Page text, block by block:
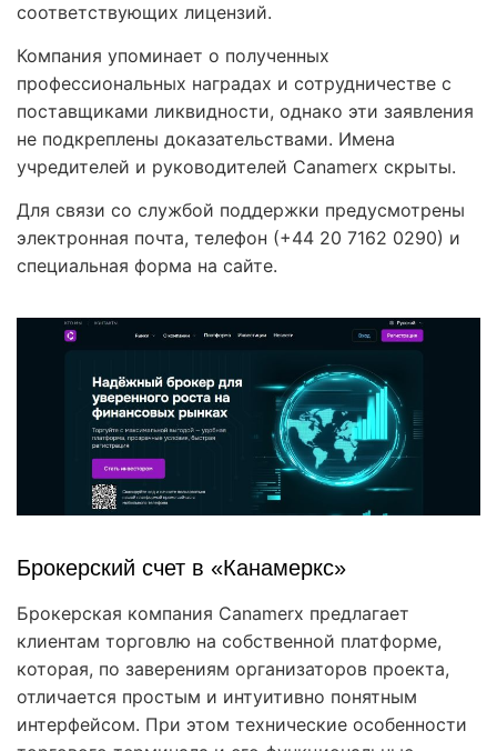
соответствующих лицензий.
Компания упоминает о полученных
профессиональных наградах и сотрудничестве с
поставщиками ликвидности, однако эти заявления
не подкреплены доказательствами. Имена
учредителей и руководителей Canamerx скрыты.
Для связи со службой поддержки предусмотрены
электронная почта, телефон (+44 20 7162 0290) и
специальная форма на сайте.
Брокерский счет в «Канамеркс»
Брокерская компания Canamerx предлагает
клиентам торговлю на собственной платформе,
которая, по заверениям организаторов проекта,
отличается простым и интуитивно понятным
интерфейсом. При этом технические особенности